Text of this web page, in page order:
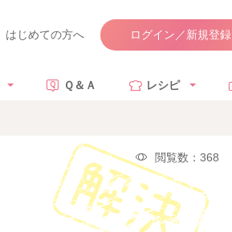
はじめての方へ ログイン／新規登録
Ｑ＆Ａ レシピ
閲覧数：368